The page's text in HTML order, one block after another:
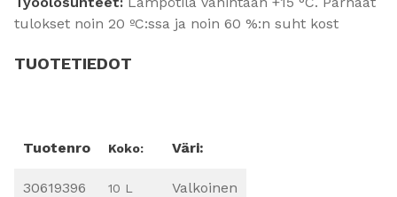
tulokset noin 20 ºC:ssa ja noin 60 %:n suht kost
TUOTETIEDOT
Tuotenro Koko: Väri:
30619396 10 L Valkoinen